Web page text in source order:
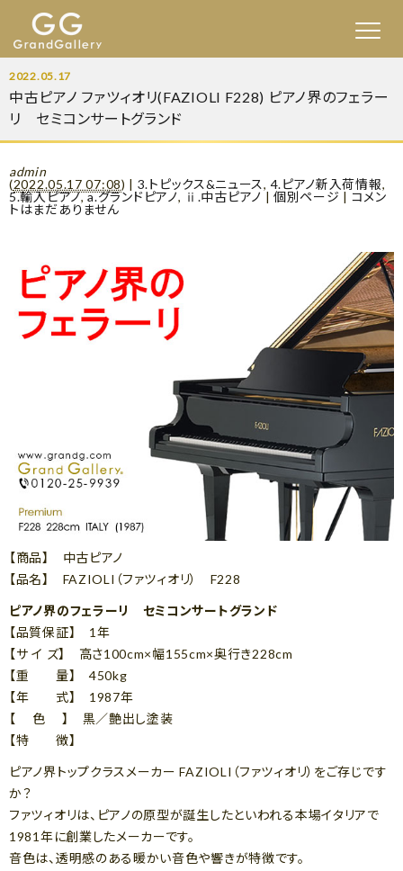
2022.05.17
中古ピアノ ファツィオリ(FAZIOLI F228) ピアノ界のフェラー
リ セミコンサートグランド
admin
(2022.05.17 07:08) | 3.トピックス&ニュース, 4.ピアノ新入荷情報,
5.輸入ピアノ,a.グランドピアノ, ⅱ.中古ピアノ |個別ページ | コメン
トはまだありません
【商品】 中古ピアノ
【品名】 FAZIOLI（ファツィオリ） F228
ピアノ界のフェラーリ セミコンサートグランド
【品質保証】 1年
【サ イ ズ】 高さ100cm×幅155cm×奥行き228cm
【重 量】 450kg
【年 式】 1987年
【 色 】 黒／艶出し塗装
【特 徴】
ピアノ界トップクラスメーカー FAZIOLI（ファツィオリ）をご存じです
か？
ファツィオリは、ピアノの原型が誕生したといわれる本場イタリアで
1981年に創業したメーカーです。
音色は、透明感のある暖かい音色や響きが特徴です。